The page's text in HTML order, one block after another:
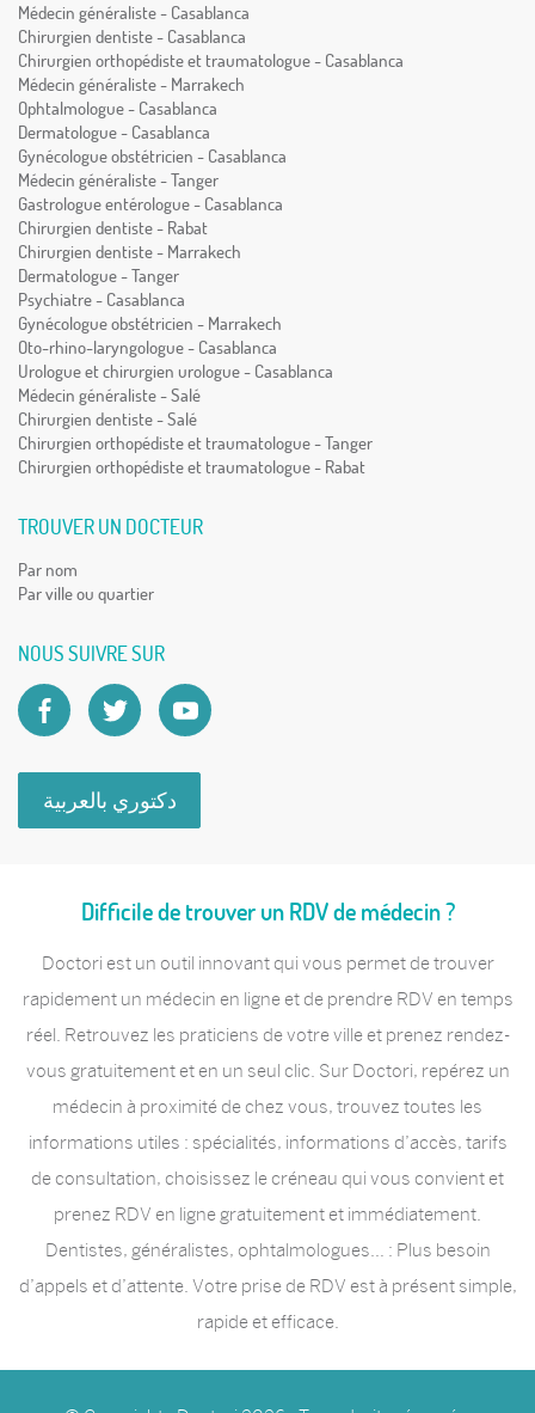
Médecin généraliste - Casablanca
Chirurgien dentiste - Casablanca
Chirurgien orthopédiste et traumatologue - Casablanca
Médecin généraliste - Marrakech
Ophtalmologue - Casablanca
Dermatologue - Casablanca
Gynécologue obstétricien - Casablanca
Médecin généraliste - Tanger
Gastrologue entérologue - Casablanca
Chirurgien dentiste - Rabat
Chirurgien dentiste - Marrakech
Dermatologue - Tanger
Psychiatre - Casablanca
Gynécologue obstétricien - Marrakech
Oto-rhino-laryngologue - Casablanca
Urologue et chirurgien urologue - Casablanca
Médecin généraliste - Salé
Chirurgien dentiste - Salé
Chirurgien orthopédiste et traumatologue - Tanger
Chirurgien orthopédiste et traumatologue - Rabat
TROUVER UN DOCTEUR
Par nom
Par ville ou quartier
NOUS SUIVRE SUR
دكتوري بالعربية
Difficile de trouver un RDV de médecin ?
Doctori est un outil innovant qui vous permet de trouver
rapidement un médecin en ligne et de prendre RDV en temps
réel. Retrouvez les praticiens de votre ville et prenez rendez-
vous gratuitement et en un seul clic. Sur Doctori, repérez un
médecin à proximité de chez vous, trouvez toutes les
informations utiles : spécialités, informations d’accès, tarifs
de consultation, choisissez le créneau qui vous convient et
prenez RDV en ligne gratuitement et immédiatement.
Dentistes, généralistes, ophtalmologues… : Plus besoin
d’appels et d’attente. Votre prise de RDV est à présent simple,
rapide et efficace.